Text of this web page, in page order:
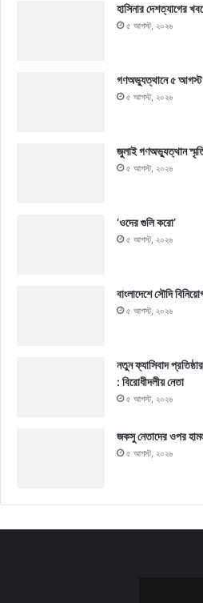
হাসিনার দেশত্যাগের
৫ আগস্ট, ২০২৬
গণঅভ্যুত্থানে ৫
৫ আগস্ট, ২০২৬
জুলাই গণঅভ্যুত্থান
৫ আগস্ট, ২০২৬
‘ওদের গুলি করো’
৫ আগস্ট, ২০২৬
বাংলাদেশে সৌদি
৫ আগস্ট, ২০২৬
নতুন ফ্যাসিবাদ
: বিরোধীদলীয় নেতা
৫ আগস্ট, ২০২৬
জকসু নেতাদের ওপর
৫ আগস্ট, ২০২৬